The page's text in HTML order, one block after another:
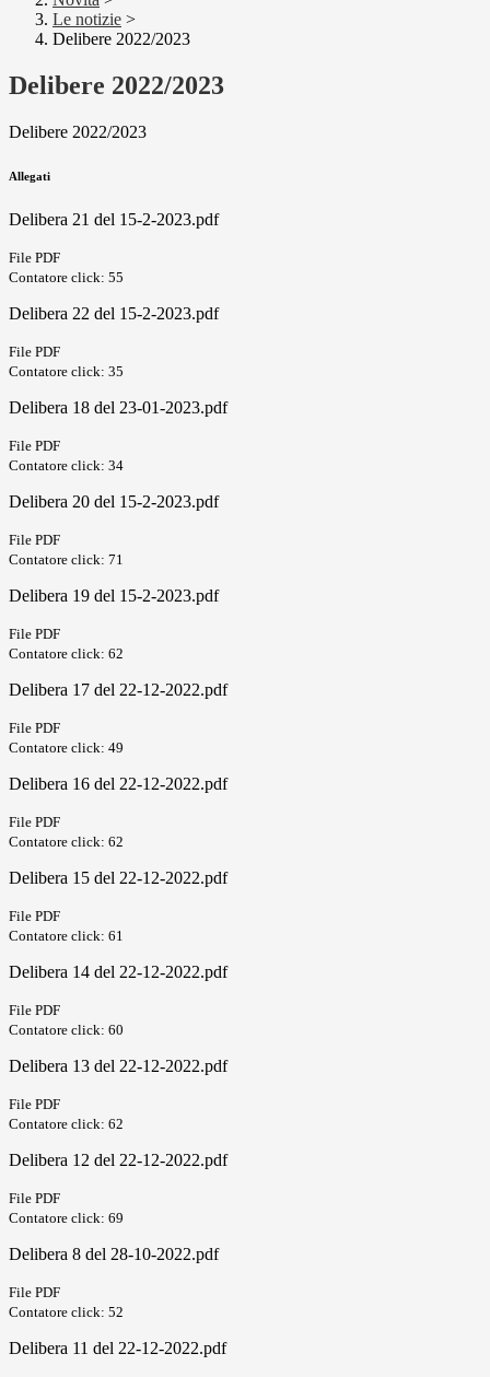
Le notizie >
Delibere 2022/2023
Delibere 2022/2023
Delibere 2022/2023
Allegati
Delibera 21 del 15-2-2023.pdf
File PDF
Contatore click: 55
Delibera 22 del 15-2-2023.pdf
File PDF
Contatore click: 35
Delibera 18 del 23-01-2023.pdf
File PDF
Contatore click: 34
Delibera 20 del 15-2-2023.pdf
File PDF
Contatore click: 71
Delibera 19 del 15-2-2023.pdf
File PDF
Contatore click: 62
Delibera 17 del 22-12-2022.pdf
File PDF
Contatore click: 49
Delibera 16 del 22-12-2022.pdf
File PDF
Contatore click: 62
Delibera 15 del 22-12-2022.pdf
File PDF
Contatore click: 61
Delibera 14 del 22-12-2022.pdf
File PDF
Contatore click: 60
Delibera 13 del 22-12-2022.pdf
File PDF
Contatore click: 62
Delibera 12 del 22-12-2022.pdf
File PDF
Contatore click: 69
Delibera 8 del 28-10-2022.pdf
File PDF
Contatore click: 52
Delibera 11 del 22-12-2022.pdf